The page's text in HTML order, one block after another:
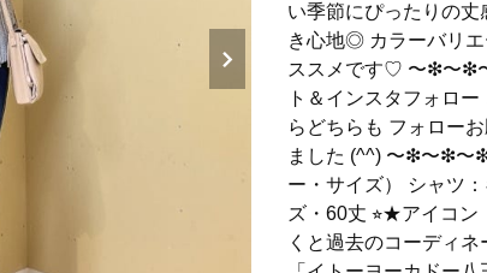
い季節にぴったりの
き心地◎ カラーバリ
ススメです♡ 〜❇︎〜❇︎
ト＆インスタフォロ
らどちらも フォロー
ました (^^) 〜❇︎〜❇︎
ー・サイズ） シャツ
ズ・60丈 ⭐︎★アイコ
くと過去のコーディ